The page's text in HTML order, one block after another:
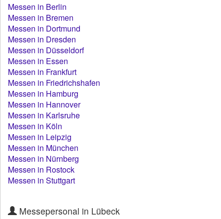
Messen in Berlin
Messen in Bremen
Messen in Dortmund
Messen in Dresden
Messen in Düsseldorf
Messen in Essen
Messen in Frankfurt
Messen in Friedrichshafen
Messen in Hamburg
Messen in Hannover
Messen in Karlsruhe
Messen in Köln
Messen in Leipzig
Messen in München
Messen in Nürnberg
Messen in Rostock
Messen in Stuttgart
Messepersonal in Lübeck